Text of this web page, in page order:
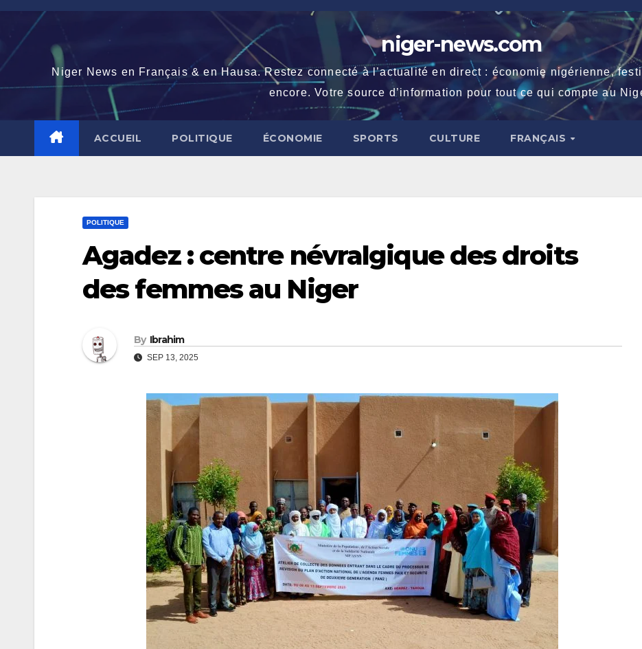
Skip
content
niger-news.com
Niger News en Français & en Hausa. Restez connecté à l’actualité en direct : économie nigérienne,
encore. Votre source d’information pour tout ce qui compte au
ACCUEIL POLITIQUE ÉCONOMIE SPORTS CULTURE FRANÇAIS
POLITIQUE
Agadez : centre névralgique des droits
des femmes au Niger
By Ibrahim
SEP 13, 2025